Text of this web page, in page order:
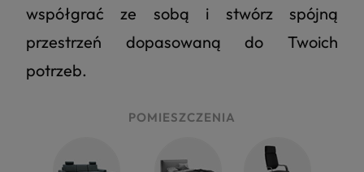
współgrać ze sobą i stwórz spójną
przestrzeń dopasowaną do Twoich
potrzeb.
POMIESZCZENIA